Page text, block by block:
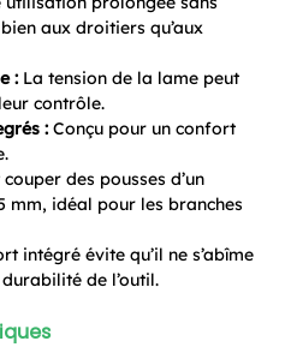
aux droitiers qu’aux
: La tension de la lame peut
contrôle.
: Conçu pour un confort
couper des pousses d’un
mm, idéal pour les branches
intégré évite qu’il ne s’abîme
de l’outil.